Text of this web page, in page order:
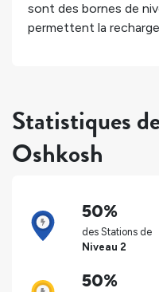
sont des bornes de
permettent la
Statistiques
Oshkosh
50%
des Stations de
Niveau 2
50%